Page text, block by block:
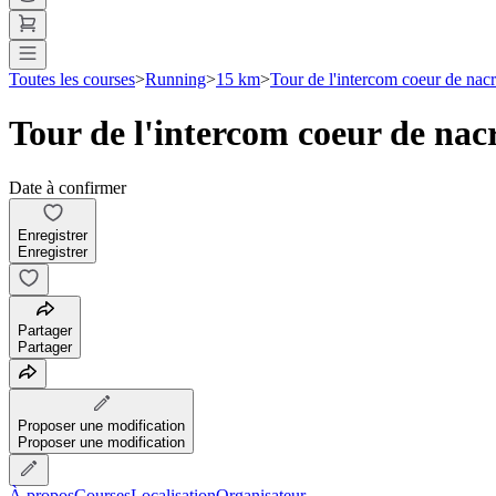
Toutes les courses>Running>15 km>Tour de l'intercom coeur de
Tour de l'intercom coeur de
Date à confirmer
Enregistrer
Enregistrer
Partager
Partager
Proposer une modification
Proposer une modification